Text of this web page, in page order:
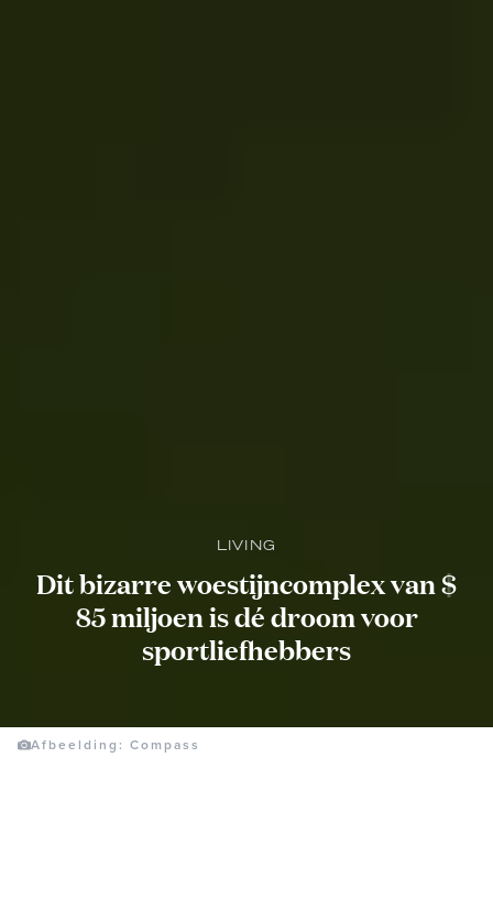
LIVING
Dit bizarre woestijncomplex van $
85 miljoen is dé droom voor
sportliefhebbers
Afbeelding: Compass